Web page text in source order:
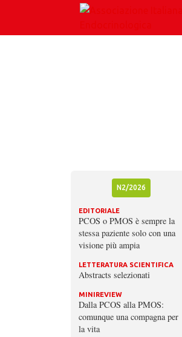
Skip
N2/2026
EDITORIALE
PCOS o PMOS è sempre la
stessa paziente solo con una
visione più ampia
LETTERATURA SCIENTIFICA
Abstracts selezionati
MINIREVIEW
Dalla PCOS alla PMOS:
comunque una compagna per
la vita